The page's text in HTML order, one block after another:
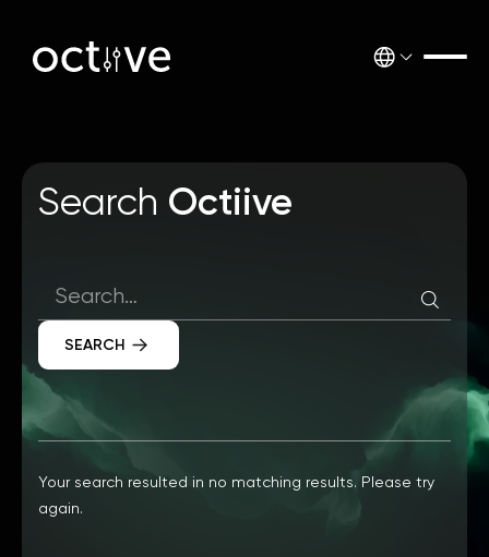
Search Octiive
Your search resulted in no matching results. Please try
again.